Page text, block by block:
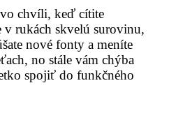
chvíli, keď cítite
v rukách skvelú surovinu,
nové fonty a meníte
no stále vám chýba
spojiť do funkčného